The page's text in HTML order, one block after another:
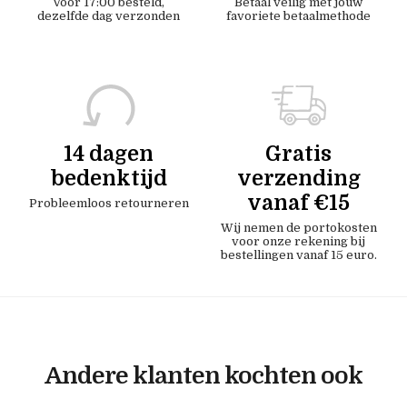
dezelfde dag verzonden
favoriete betaalmethode
14 dagen
bedenktijd
Probleemloos retourneren
Gratis
verzending
vanaf €15
Wij nemen de portokosten
voor onze rekening bij
bestellingen vanaf 15 euro.
Andere klanten kochten ook